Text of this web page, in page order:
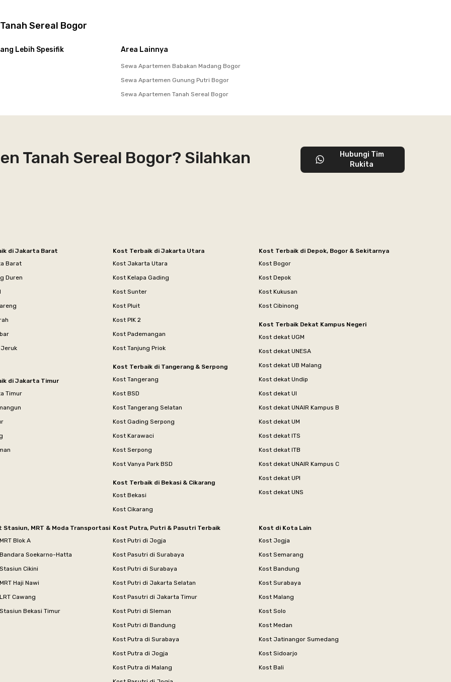
Sereal Bogor
Lebih Spesifik Area Lainnya
Sewa Apartemen Babakan Madang Bogor
Sewa Apartemen Gunung Putri Bogor
Sewa Apartemen Tanah Sereal Bogor
Tanah Sereal Bogor? Silahkan
Hubungi Tim
Rukita
di Jakarta Barat
Barat
Duren
Jeruk
di Jakarta Timur
Timur
Kost Terbaik di Jakarta Utara
Kost Jakarta Utara
Kost Kelapa Gading
Kost Sunter
Kost Pluit
Kost PIK 2
Kost Pademangan
Kost Tanjung Priok
Kost Terbaik di Tangerang & Serpong
Kost Tangerang
Kost BSD
Kost Tangerang Selatan
Kost Gading Serpong
Kost Karawaci
Kost Serpong
Kost Vanya Park BSD
Kost Terbaik di Bekasi & Cikarang
Kost Bekasi
Kost Cikarang
Kost Terbaik di Depok, Bogor & Sekitarnya
Kost Bogor
Kost Depok
Kost Kukusan
Kost Cibinong
Kost Terbaik Dekat Kampus Negeri
Kost dekat UGM
Kost dekat UNESA
Kost dekat UB Malang
Kost dekat Undip
Kost dekat UI
Kost dekat UNAIR Kampus B
Kost dekat UM
Kost dekat ITS
Kost dekat ITB
Kost dekat UNAIR Kampus C
Kost dekat UPI
Kost dekat UNS
Stasiun, MRT & Moda Transportasi
Blok A
Soekarno-Hatta
Cikini
Haji Nawi
Cawang
Bekasi Timur
Kost Putra, Putri & Pasutri Terbaik
Kost Putri di Jogja
Kost Pasutri di Surabaya
Kost Putri di Surabaya
Kost Putri di Jakarta Selatan
Kost Pasutri di Jakarta Timur
Kost Putri di Sleman
Kost Putri di Bandung
Kost Putra di Surabaya
Kost Putra di Jogja
Kost Putra di Malang
Kost di Kota Lain
Kost Jogja
Kost Semarang
Kost Bandung
Kost Surabaya
Kost Malang
Kost Solo
Kost Medan
Kost Jatinangor Sumedang
Kost Sidoarjo
Kost Bali